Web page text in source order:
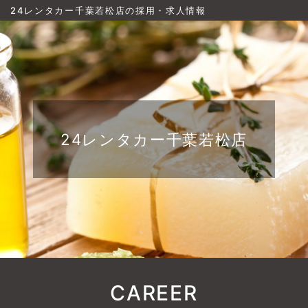
24レンタカー千葉若松店の採用・求人情報
24レンタカー千葉若松店
CAREER